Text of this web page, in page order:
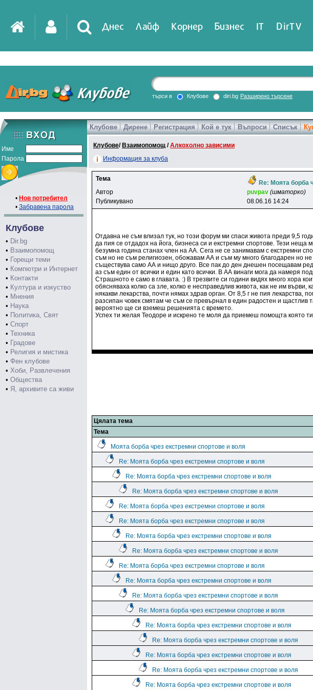
Днес Лайф Корнер Бизнес IT DirTV
търси в Клубове diri.bg Разширено търсене
Име
Парола
• Нов потребител
• Забравена парола
Клубове
• Dir.bg
• Взаимопомощ
• Горещи теми
• Компютри и Интернет
• Контакти
• Култура и изкуство
• Мнения
• Наука
• Политика, Свят
• Спорт
• Техника
• Градове
• Религия и мистика
• Фен клубове
• Хоби, Развлечения
• Общества
• Я, архивите са живи
Клубове Дирене Регистрация Кой е тук Въпроси Списък
Клубове/ Взаимопомощ /Алкохолно зависими
Информация за клуба
Тема
Re: Моята борба
Автор puvpav (шматорко)
Публикувано
08.06.16 14:24
Отдавна не съм влизал тук, но този форум ми спаси живота преди 9,5
да пия се отдадох на йога, бизнеса си и екстремни спортове. Тези
безумна година станах член на АА. Сега не се занимавам с екстремни
съм но не съм религиозен, обожавам АА и съм му много благодарен но
съществува само АА и нищо друго. Все пак до ден днешен посещавам
аз съм един от всички и един като всички. В АА винаги мога да намеря
Страшното е само в главата. :) В трезвите си години видях много хора
обясняваха колко са зле, колко е несправедлив живота, как не им
някакви лекарства, почти нямах здрав орган. От 8,5 г не пия лекарства,
разсипан човек смятам че съм се превърнал в един радостен и щастлив
вероятно ще си вземеш решенията с времето.
Успех ти желая Теодоре и искрено те моля да приемеш помощта която
Цялата тема
Тема
Моята борба чрез екстремни спортове и воля
Re: Моята борба чрез екстремни спортове и воля
Re: Моята борба чрез екстремни спортове и воля
Re: Моята борба чрез екстремни спортове и воля
Re: Моята борба чрез екстремни спортове и воля
Re: Моята борба чрез екстремни спортове и воля
Re: Моята борба чрез екстремни спортове и воля
Re: Моята борба чрез екстремни спортове и воля
Re: Моята борба чрез екстремни спортове и воля
Re: Моята борба чрез екстремни спортове и воля
Re: Моята борба чрез екстремни спортове и воля
Re: Моята борба чрез екстремни спортове и воля
Re: Моята борба чрез екстремни спортове и воля
Re: Моята борба чрез екстремни спортове и воля
Re: Моята борба чрез екстремни спортове и воля
Re: Моята борба чрез екстремни спортове и воля
Re: Моята борба чрез екстремни спортове и воля